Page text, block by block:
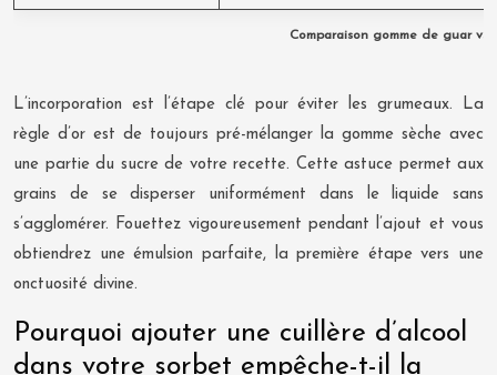
Comparaison gomme de guar vs
L’incorporation est l’étape clé pour éviter les grumeaux. La
règle d’or est de toujours pré-mélanger la gomme sèche avec
une partie du sucre de votre recette. Cette astuce permet aux
grains de se disperser uniformément dans le liquide sans
s’agglomérer. Fouettez vigoureusement pendant l’ajout et vous
obtiendrez une émulsion parfaite, la première étape vers une
onctuosité divine.
Pourquoi ajouter une cuillère d’alcool
dans votre sorbet empêche-t-il la